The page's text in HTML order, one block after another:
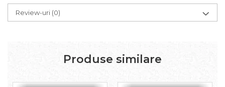
Review-uri (0)
Produse similare